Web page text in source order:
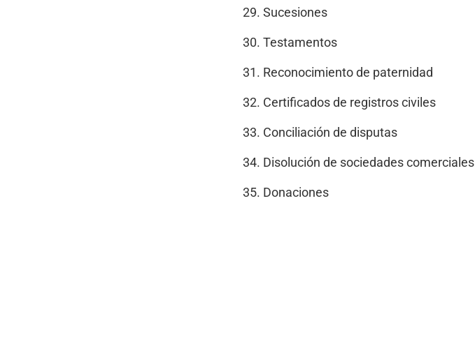
Sucesiones
Testamentos
Reconocimiento de paternidad
Certificados de registros civiles
Conciliación de disputas
Disolución de sociedades comerciales
Donaciones